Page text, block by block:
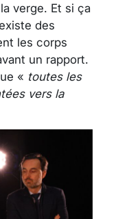
verge. Et si ça
des
les corps
un rapport.
« toutes les
vers la